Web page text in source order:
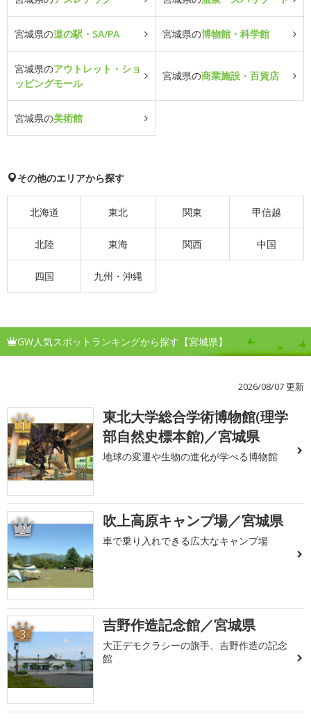
宮城県の道の駅・SA/PA 宮城県の博物館・科学館
宮城県のアウトレット・ショ
ッピングモール
宮城県の商業施設・百貨店
宮城県の美術館
その他のエリアから探す
北海道 東北 関東 甲信越
北陸 東海 関西 中国
四国 九州・沖縄
GW人気スポットランキングから探す【宮城県】
2026/08/07 更新
1
東北大学総合学術博物館(理学
部自然史標本館)／宮城県
地球の変遷や生物の進化が学べる博物館
2 吹上高原キャンプ場／宮城県
車で乗り入れできる広大なキャンプ場
3 吉野作造記念館／宮城県
大正デモクラシーの旗手、吉野作造の記念
館